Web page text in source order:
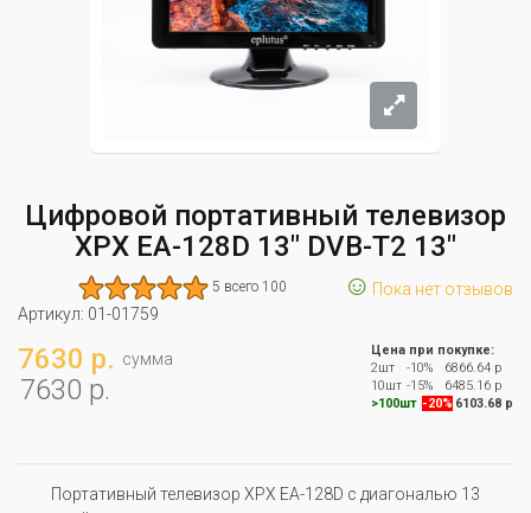
Цифровой портативный телевизор
XPX EA-128D 13" DVB-T2 13"
5 всего 100 ☺ Пока нет отзывов
Артикул: 01-01759
7630 р. сумма
7630 р.
Цена при покупке:
2шт
-10%
6866.64 р
10шт -15%
6485.16 р
>100шт -20% 6103.68 р
Портативный телевизор XPX EA-128D с диагональю 13